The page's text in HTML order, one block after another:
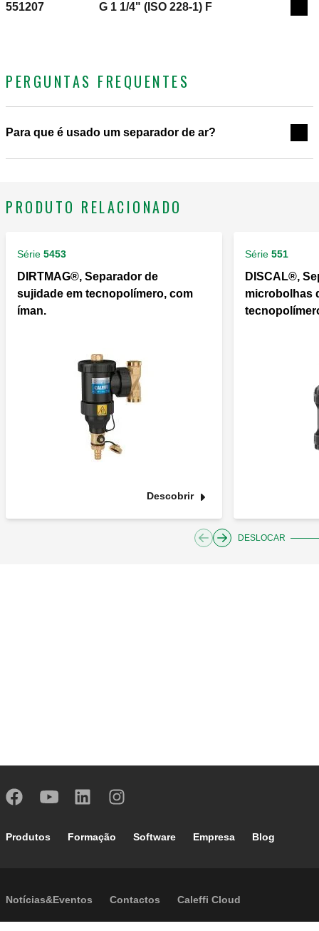
551207 G 1 1/4" (ISO 228-1) F
PERGUNTAS FREQUENTES
Para que é usado um separador de ar?
PRODUTO RELACIONADO
Série 5453
DIRTMAG®, Separador de
sujidade em tecnopolímero, com
íman.
Descobrir
Série 551
DISCAL®,
microbolhas
DESLOCAR
Footer main navigation
Produtos Formação Software Empresa Blog
Footer secondary navigation
Notícias&Eventos Contactos Caleffi Cloud